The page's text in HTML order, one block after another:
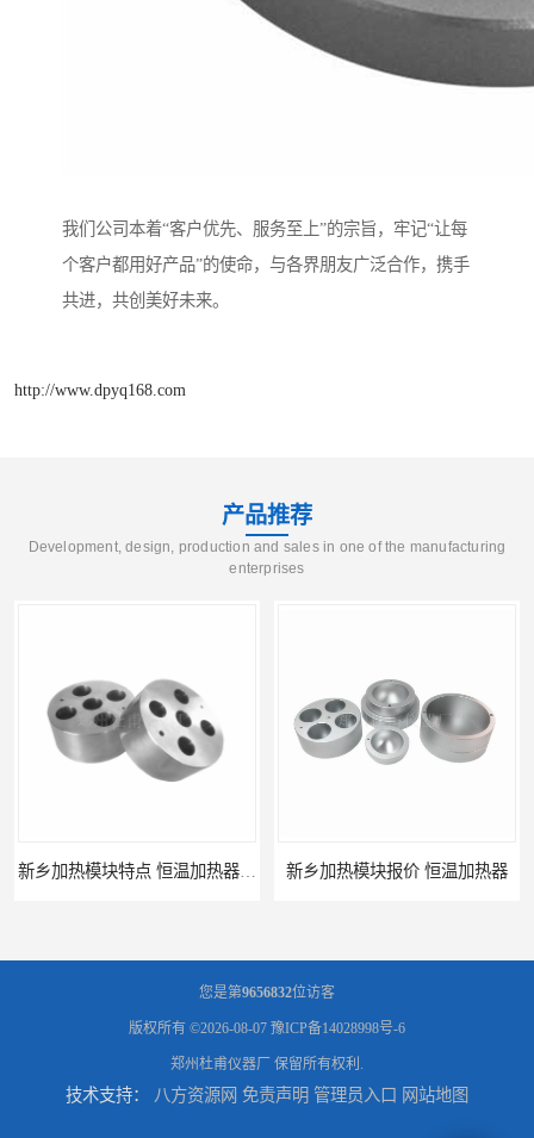
我们公司本着“客户优先、服务至上”的宗旨，牢记“让每
个客户都用好产品”的使命，与各界朋友广泛合作，携手
共进，共创美好未来。
http://www.dpyq168.com
产品推荐
Development, design, production and sales in one of the manufacturing
enterprises
新乡加热模块报价 恒温加热器
您是第9656832位访客
版权所有 ©2026-08-07 豫ICP备14028998号-6
郑州杜甫仪器厂 保留所有权利.
技术支持： 八方资源网 免责声明 管理员入口 网站地图